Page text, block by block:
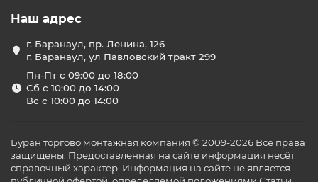
производственные цеха и участки;
складские помещения и логистические центры;
технические и серверные комнаты;
коммерческие объекты при сбоях центрального
кондиционирования.
🌬Высокая мощность— быстрое охлаждение
больших объёмов воздуха;
🚛Мобильность— колёсная база позволяет легко
Наш адрес
г. Баранаул, пр. Ленина, 126
г. Баранаул, ул Павловский тракт 299
Пн-Пт с 09:00 до 18:00
Сб с 10:00 до 14:00
Вс с 10:00 до 14:00
Буран торгово монтажная компания © 2009-2026 Все права
защищены. Предоставленная на сайте информация несёт
справочный характер. Информация на сайте не является